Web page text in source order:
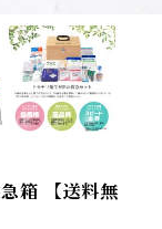
箱 【送料無